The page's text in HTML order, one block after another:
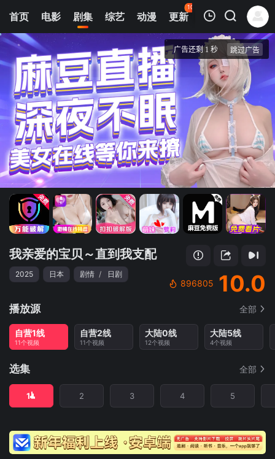
首页 电影 剧集 综艺 动漫 更新
106
热榜 APP
我的观影记录
1
我亲爱的宝贝～直到我支配你
清空
我亲爱的宝贝～直到我支配
2025 日本 剧情 / 日剧
896805 10.0
播放源 全部
自营1线
11个视频
自营2线
11个视频
大陆0线
12个视频
大陆5线
4个视频
选集 全部
1 2 3 4 5